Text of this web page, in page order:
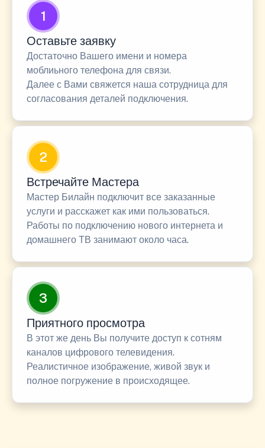
1
Оставьте заявку
Достаточно Вашего имени и номера
моблиьного телефона для связи.
Далее с Вами свяжется наша сотрудница для
согласования деталей подключения.
2
Встречайте Мастера
Мастер Билайн подключит все заказанные
услуги и расскажет как ими пользоваться.
Работы по подключению нового интернета и
домашнего ТВ занимают около часа.
3
Приятного просмотра
В этот же день Вы получите доступ к сотням
каналов цифрового телевидения.
Реалистичное изображение, живой звук и
полное погружение в происходящее.